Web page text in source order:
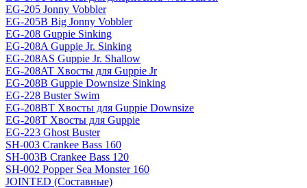
EG-205 Jonny Vobbler
EG-205B Big Jonny Vobbler
EG-208 Guppie Sinking
EG-208A Guppie Jr. Sinking
EG-208AS Guppie Jr. Shallow
EG-208AT Хвосты для Guppie Jr
EG-208B Guppie Downsize Sinking
EG-228 Buster Swim
EG-208BT Хвосты для Guppie Downsize
EG-208T Хвосты для Guppie
EG-223 Ghost Buster
SH-003 Crankee Bass 160
SH-003B Crankee Bass 120
SH-002 Popper Sea Monster 160
JOINTED (Составные)